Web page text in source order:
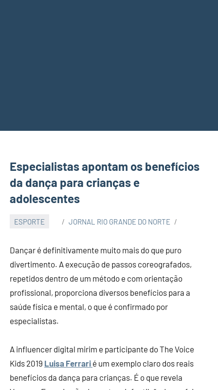
Especialistas apontam os benefícios
da dança para crianças e
adolescentes
ESPORTE JORNAL RIO GRANDE DO NORTE
Dançar é definitivamente muito mais do que puro
divertimento. A execução de passos coreografados,
repetidos dentro de um método e com orientação
profissional, proporciona diversos benefícios para a
saúde física e mental, o que é confirmado por
especialistas.
A influencer digital mirim e participante do The Voice
Kids 2019 Luisa Ferrari é um exemplo claro dos reais
benefícios da dança para crianças. É o que revela